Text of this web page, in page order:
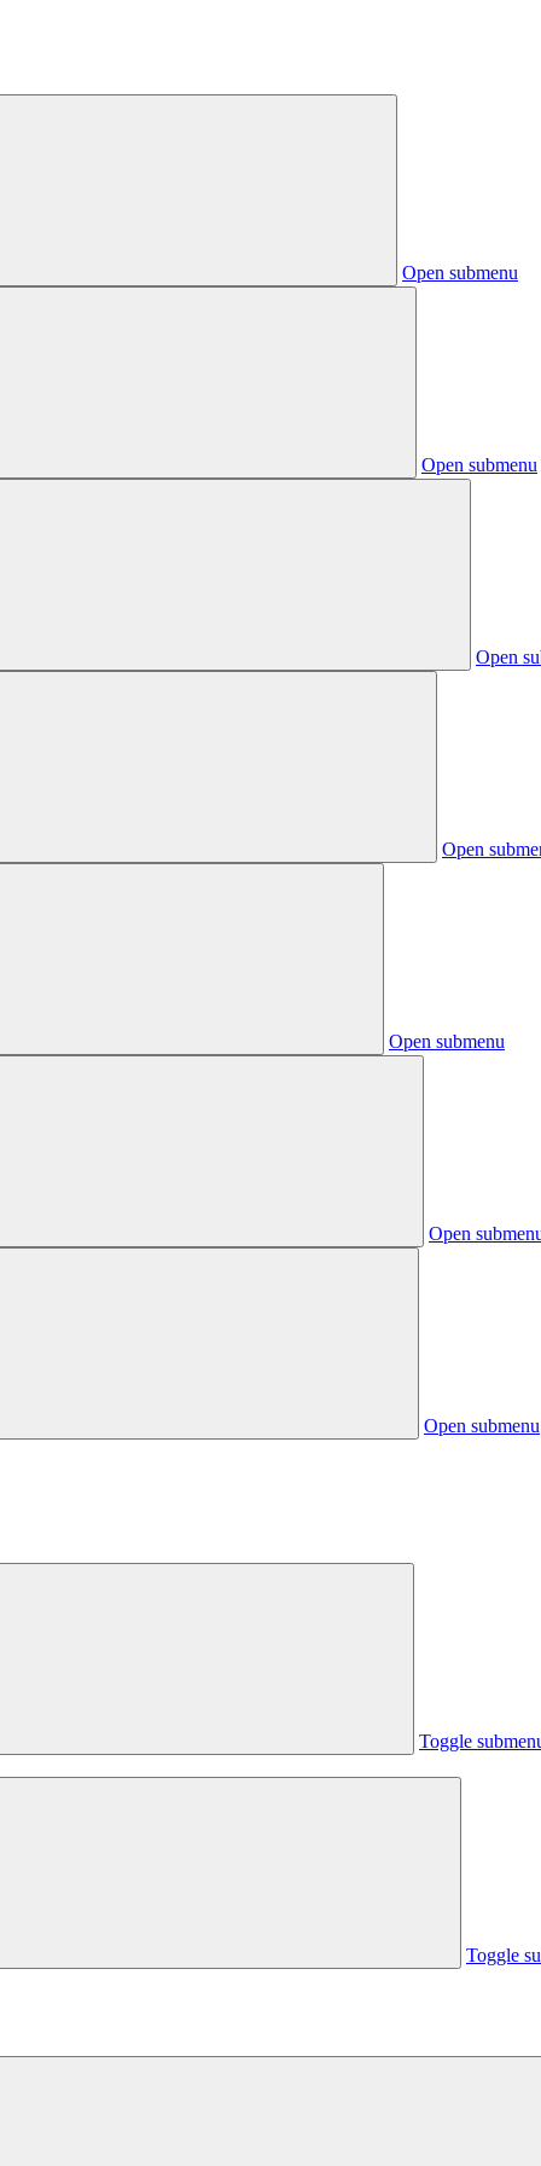
Open submenu
Open submenu
Open
Open
Open submenu
Open
Open submenu
Toggle
Toggle